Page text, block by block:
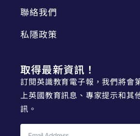
聯絡我們
私隱政策
取得最新資訊！
訂閱英識教育電子報，我們將會
上英國教育訊息、專家提示和其
訊。